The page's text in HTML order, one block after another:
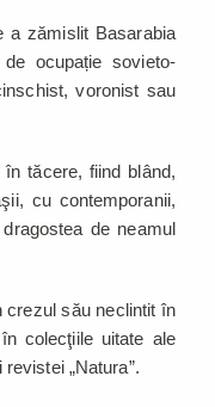
a zămislit Basarabia
ocupație sovieto-
voronist sau
tăcere, fiind blând,
cu contemporanii,
de neamul
crezul său neclintit în
colecţiile uitate ale
„Natura”.